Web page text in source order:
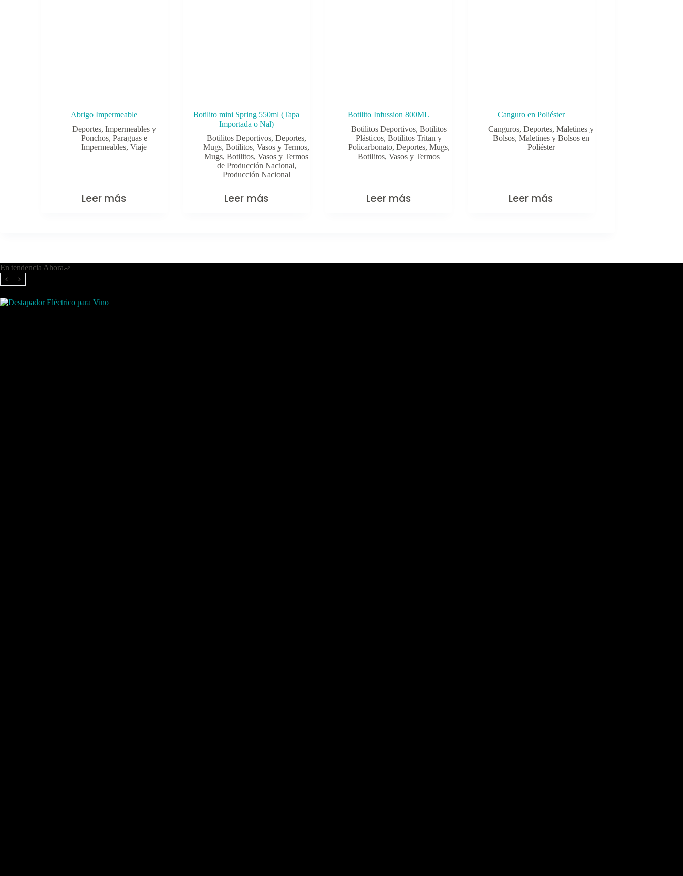
Abrigo Impermeable
Deportes,Impermeables y
Ponchos, Paraguas e
Impermeables,Viaje
Leer más
Botilito mini Spring 550ml (Tapa
Importada o Nal)
Botilitos Deportivos, Deportes,
Mugs, Botilitos, Vasos y Termos,
Mugs, Botilitos, Vasos y Termos
de Producción Nacional,
Producción Nacional
Leer más
Botilito Infussion 800ML
Botilitos Deportivos, Botilitos
Plásticos,Botilitos Tritan y
Policarbonato, Deportes, Mugs,
Botilitos, Vasos y Termos
Leer más
Canguro en Poliéster
Canguros,Deportes,Maletines y
Bolsos, Maletines y Bolsos en
Poliéster
Leer más
En tendencia Ahora